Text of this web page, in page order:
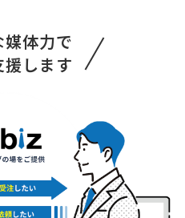
体力で
します
頼
アパレルOEM
性能があるものを希望していま
は緑など派手でないものでお願い
容量は中型（３０Ｌ程度 …
工の資料請求